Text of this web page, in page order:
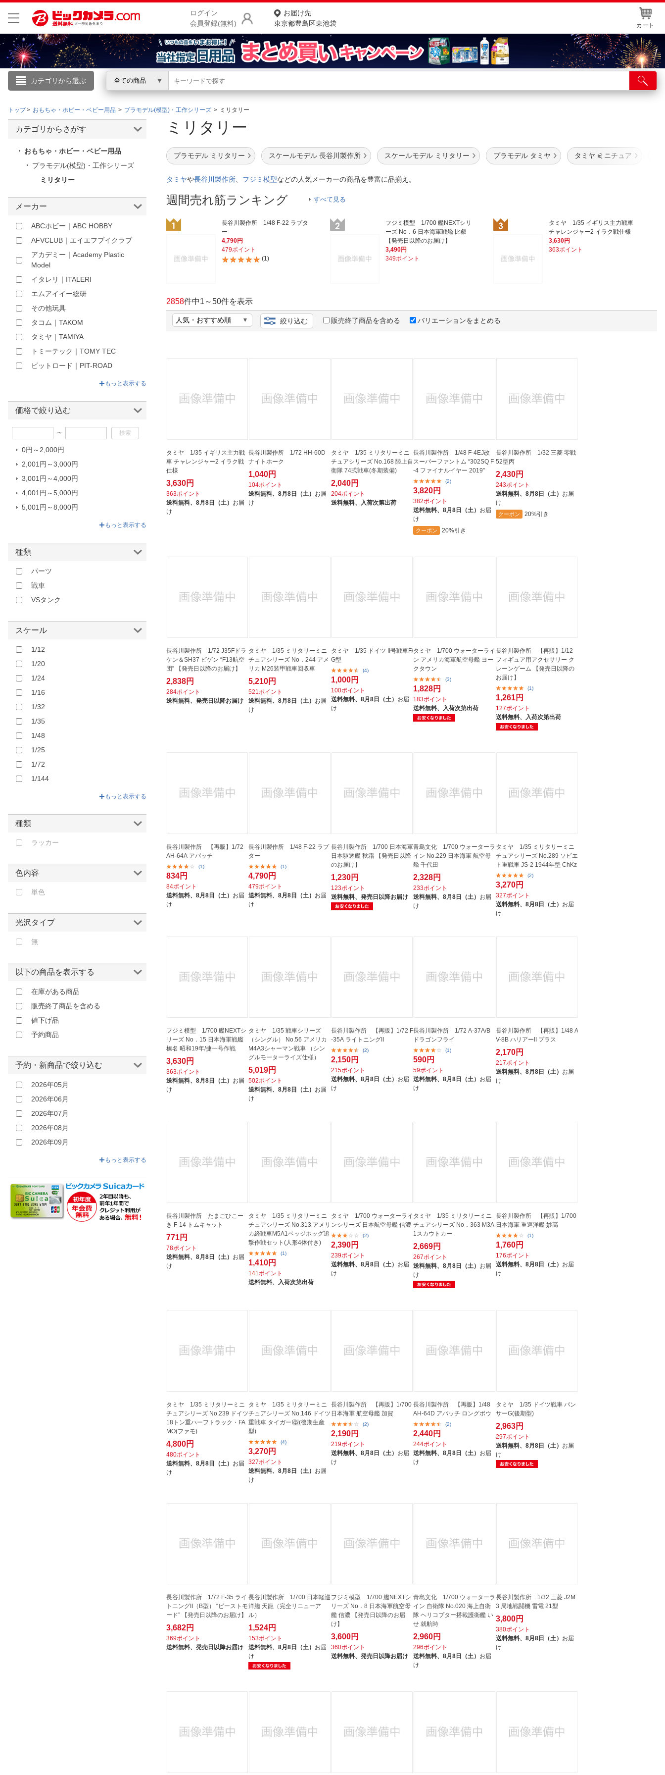
ログイン
会員登録(無料)
お届け先
東京都豊島区東池袋
カート
カテゴリから選ぶ 全ての商品
こんにちは
ログイン
お知らせ
お客様サポート
よくある質問・お問合せ
店舗情報・店舗一覧
法人窓口
IR情報
トップ おもちゃ・ホビー・ベビー用品 プラモデル(模型)・工作シリーズ ミリタリー
ミリタリー
プラモデル ミリタリー スケールモデル 長谷川製作所 スケールモデル ミリタリー プラモデル タミヤ タミヤ ミニチュア
タミヤや長谷川製作所 フジミ模型などの人気メーカーの商品を豊富に品揃え。
週間売れ筋ランキング すべて見る
長谷川製作所 1/48 F-22 ラプタ
ー
4,790円
479ポイント
(1)
フジミ模型 1/700 艦NEXTシリ
ーズ No．6 日本海軍戦艦 比叡
【発売日以降のお届け】
3,490円
349ポイント
タミヤ 1/35 イギリス主力戦車
チャレンジャー2 イラク戦仕様
3,630円
363ポイント
2858件中1 ～50件を表示
絞り込む 販売終了商品を含める バリエーションをまとめる
タミヤ 1/35 イギリス主力戦
車 チャレンジャー2 イラク戦
仕様
3,630円
363ポイント
送料無料、 8月8日（土） お届
け
長谷川製作所 1/72 HH-60D
ナイトホーク
1,040円
104ポイント
送料無料、8月8日（土） お届
け
タミヤ 1/35 ミリタリーミニ
チュアシリーズ No.168 陸上自
衛隊 74式戦車(冬期装備)
2,040円
204ポイント
送料無料、
入荷次第出荷
長谷川製作所 1/48 F-4EJ改
スーパーファントム “302SQ F
-4 ファイナルイヤー 2019”
(2)
3,820円
382ポイント
送料無料、8月8日（土） お届
け
クーポン 20%引き
長谷川製作所 1/32 三菱 零戦
52型丙
2,430円
243ポイント
送料無料、 8月8日（土） お届
け
クーポン 20%引き
長谷川製作所 1/72 J35Fドラ
ケン＆SH37 ビゲン “F13航空
団” 【発売日以降のお届け】
2,838円
284ポイント
送料無料、 発売日以降お届け
タミヤ 1/35 ミリタリーミニ
チュアシリーズ No．244 アメ
リカ M26装甲戦車回収車
5,210円
521ポイント
送料無料、8月8日（土） お届
け
タミヤ 1/35 ドイツ II号戦車F/
G型
(4)
1,000円
100ポイント
送料無料、 8月8日（土） お届
け
タミヤ 1/700 ウォーターライ
ン アメリカ海軍航空母艦 ヨー
クタウン
(3)
1,828円
183ポイント
送料無料、 入荷次第出荷
長谷川製作所 【再販】1/12
フィギュア用アクセサリー ク
レーンゲーム 【発売日以降の
お届け】
(1)
1,261円
127ポイント
送料無料、
入荷次第出荷
長谷川製作所 【再販】1/72
AH-64A アパッチ
(1)
834円
84ポイント
送料無料、 8月8日（土） お届
け
長谷川製作所 1/48 F-22 ラプ
ター
(1)
4,790円
479ポイント
送料無料、8月8日（土） お届
け
長谷川製作所 1/700 日本海軍
日本駆逐艦 秋霜 【発売日以降
のお届け】
1,230円
123ポイント
送料無料、 発売日以降お届け
青島文化 1/700 ウォーターラ
イン No.229 日本海軍 航空母
艦 千代田
2,328円
233ポイント
送料無料、8月8日（土） お届
け
タミヤ 1/35 ミリタリーミニ
チュアシリーズ No.289 ソビエ
ト重戦車 JS-2 1944年型 ChKz
(2)
3,270円
327ポイント
送料無料、 8月8日（土） お届
け
フジミ模型 1/700 艦NEXTシ
リーズ No．15 日本海軍戦艦
榛名 昭和19年/捷一号作戦
3,630円
363ポイント
送料無料、 8月8日（土） お届
け
タミヤ 1/35 戦車シリーズ
（シングル） No.56 アメリカ
M4A3シャーマン戦車 （シン
グルモーターライズ仕様）
5,019円
502ポイント
送料無料、8月8日（土） お届
け
長谷川製作所 【再販】1/72 F
-35A ライトニングII
(2)
2,150円
215ポイント
送料無料、 8月8日（土） お届
け
長谷川製作所 1/72 A-37A/B
ドラゴンフライ
(1)
590円
59ポイント
送料無料、8月8日（土） お届
け
長谷川製作所 【再販】1/48 A
V-8B ハリアーII プラス
2,170円
217ポイント
送料無料、 8月8日（土） お届
け
長谷川製作所 たまごひこー
き F-14 トムキャット
771円
78ポイント
送料無料、 8月8日（土） お届
け
タミヤ 1/35 ミリタリーミニ
チュアシリーズ No.313 アメリ
カ経戦車M5A1ベッジホッグ追
撃作戦セット(人形4体付き)
(1)
1,410円
141ポイント
送料無料、 入荷次第出荷
タミヤ 1/700 ウォーターライ
ンシリーズ 日本航空母艦 信濃
(2)
2,390円
239ポイント
送料無料、 8月8日（土） お届
け
タミヤ 1/35 ミリタリーミニ
チュアシリーズ No．363 M3A
1スカウトカー
2,669円
267ポイント
送料無料、8月8日（土） お届
け
長谷川製作所 【再販】1/700
日本海軍 重巡洋艦 妙高
(1)
1,760円
176ポイント
送料無料、 8月8日（土） お届
け
タミヤ 1/35 ミリタリーミニ
チュアシリーズ No.239 ドイツ
18トン重ハーフトラック・FA
MO(ファモ)
4,800円
480ポイント
送料無料、 8月8日（土） お届
け
タミヤ 1/35 ミリタリーミニ
チュアシリーズ No.146 ドイツ
重戦車 タイガーI型(後期生産
型)
(4)
3,270円
327ポイント
送料無料、8月8日（土） お届
け
長谷川製作所 【再販】1/700
日本海軍 航空母艦 加賀
(2)
2,190円
219ポイント
送料無料、 8月8日（土） お届
け
長谷川製作所 【再販】1/48
AH-64D アパッチ ロングボウ
(2)
2,440円
244ポイント
送料無料、8月8日（土） お届
け
タミヤ 1/35 ドイツ戦車 パン
サーG(後期型)
2,963円
297ポイント
送料無料、 8月8日（土） お届
け
長谷川製作所 1/72 F-35 ライ
トニングII（B型） “ビーストモ
ード” 【発売日以降のお届け】
3,682円
369ポイント
送料無料、 発売日以降お届け
長谷川製作所 1/700 日本軽巡
洋艦 天龍（完全リニューア
ル）
1,524円
153ポイント
送料無料、8月8日（土） お届
け
フジミ模型 1/700 艦NEXTシ
リーズ No．8 日本海軍航空母
艦 信濃 【発売日以降のお届
け】
3,600円
360ポイント
送料無料、 発売日以降お届け
青島文化 1/700 ウォーターラ
イン 自衛隊 No.020 海上自衛
隊 ヘリコプター搭載護衛艦 い
せ 就航時
2,960円
296ポイント
送料無料、8月8日（土） お届
け
長谷川製作所 1/32 三菱 J2M
3 局地戦闘機 雷電 21型
3,800円
380ポイント
送料無料、 8月8日（土） お届
け
カテゴリからさがす
おもちゃ・ホビー・ベビー用品
プラモデル(模型)・工作シリーズ
ミリタリー
メーカー
ABCホビー｜ABC HOBBY
AFVCLUB｜エイエフブイクラブ
アカデミー｜Academy Plastic
Model
イタレリ｜ITALERI
エムアイイー総研
その他玩具
タコム｜TAKOM
タミヤ｜TAMIYA
トミーテック｜TOMY TEC
ピットロード｜PIT-ROAD
モノクローム｜MONO CHROME
MODELS
ロケットモデルズ｜Rocket
もっと表示する
価格で絞り込む
~
0円～2,000円
2,001円～3,000円
3,001円～4,000円
4,001円～5,000円
5,001円～8,000円
もっと表示する
種類
パーツ
戦車
VSタンク
スケール
1/12
1/20
1/24
1/16
1/32
1/35
1/48
1/25
1/72
1/144
1/76
その他スケール
1/100
1/3000
もっと表示する
種類
ラッカー
色内容
単色
光沢タイプ
無
以下の商品を表示する
在庫がある商品
販売終了商品を含める
値下げ品
予約商品
予約・新商品で絞り込む
2026年05月
2026年06月
2026年07月
2026年08月
2026年09月
2026年12月
もっと表示する